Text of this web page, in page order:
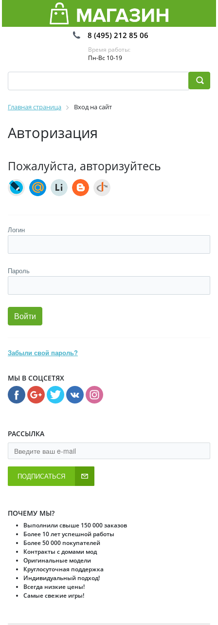
8 (495) 212 85 06
Время работы:
Пн-Вс 10-19
Главная страница Вход на сайт
Авторизация
Пожалуйста, авторизуйтесь
Логин
Пароль
Забыли свой пароль?
МЫ В СОЦСЕТЯХ
РАССЫЛКА
ПОДПИСАТЬСЯ
ПОЧЕМУ МЫ?
Выполнили свыше 150 000 заказов
Более 10 лет успешной работы
Более 50 000 покупателей
Контракты с домами мод
Оригинальные модели
Круглосуточная поддержка
Индивидуальный подход!
Всегда низкие цены!
Самые свежие игры!